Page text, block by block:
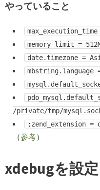
やっていること
memory_limit =
date.timezone =
mbstring.language
/private/tmp/
;zend_extension =
（参考）
xdebugを設定